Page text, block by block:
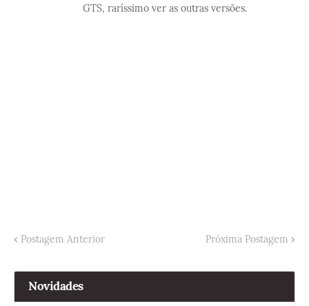
GTS, raríssimo ver as outras versões.
Postagem Anterior Próxima Postagem
Novidades